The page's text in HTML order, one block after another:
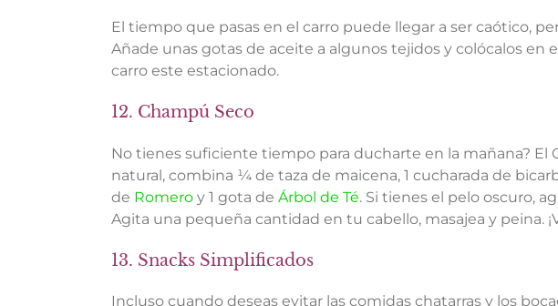
El tiempo que pasas en el carro puede llegar a ser caótico,
Añade unas gotas de aceite a algunos tejidos y colócalos en
carro este estacionado.
12. Champú Seco
No tienes suficiente tiempo para ducharte en la mañana? El
natural, combina ¼ de taza de maicena, 1 cucharada de
de Romero y 1 gota de Árbol de Té. Si tienes el pelo oscuro,
Agita una pequeña cantidad en tu cabello, masajea y peina.
13. Snacks Simplificados
Incluso cuando deseas evitar las comidas chatarras y los